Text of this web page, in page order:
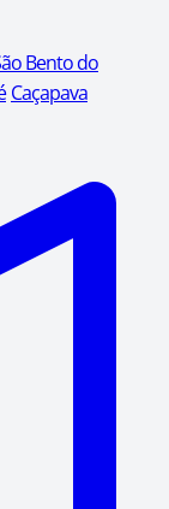
Bento do
Caçapava